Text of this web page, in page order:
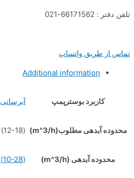
تلفن دفتر : 66171562-021
تماس از طریق واتساپ
Additional information
کاربرد بوسترپمپ آبرسانی
محدوده آبدهی مطلوب(m^3/h) (12-18)*2
محدوده آبدهی (m^3/h) (10-28)*2